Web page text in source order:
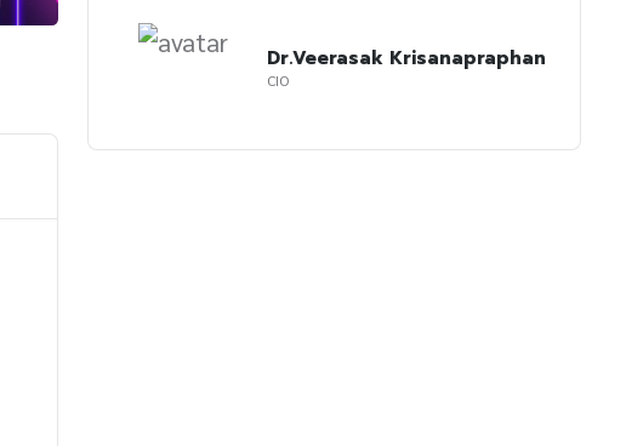
Dr.Veerasak Krisanapraphan
CIO